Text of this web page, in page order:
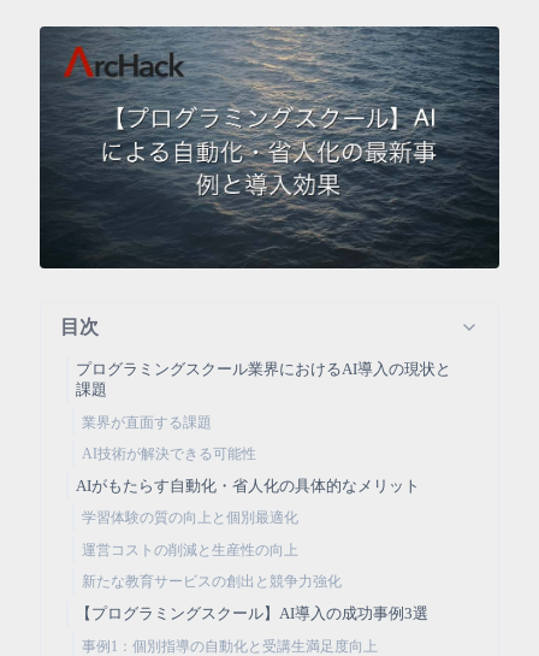
目次
プログラミングスクール業界におけるAI導入の現状と
課題
業界が直面する課題
AI技術が解決できる可能性
AIがもたらす自動化・省人化の具体的なメリット
学習体験の質の向上と個別最適化
運営コストの削減と生産性の向上
新たな教育サービスの創出と競争力強化
【プログラミングスクール】AI導入の成功事例3選
事例1：個別指導の自動化と受講生満足度向上